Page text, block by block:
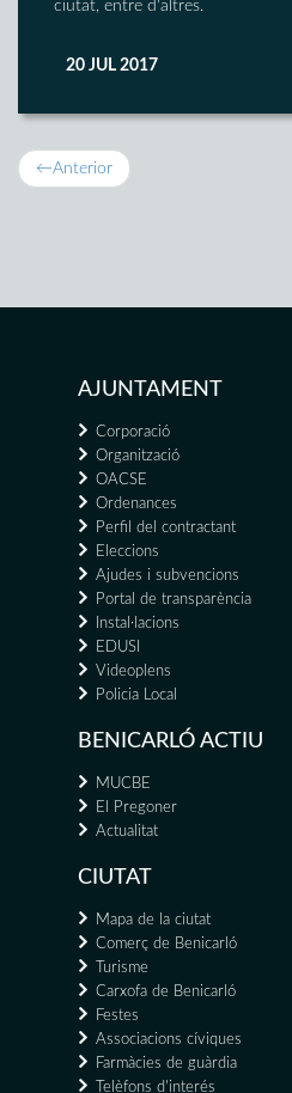
ciutat, entre d'altres.
20 JUL 2017
←Anterior
AJUNTAMENT
Corporació
Organització
OACSE
Ordenances
Perfil del contractant
Eleccions
Ajudes i subvencions
Portal de transparència
Instal·lacions
EDUSI
Videoplens
Policia Local
BENICARLÓ ACTIU
MUCBE
El Pregoner
Actualitat
CIUTAT
Mapa de la ciutat
Comerç de Benicarló
Turisme
Carxofa de Benicarló
Festes
Associacions cíviques
Farmàcies de guàrdia
Telèfons d'interés